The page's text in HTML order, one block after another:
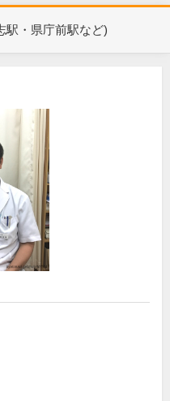
駅・県庁前駅など)